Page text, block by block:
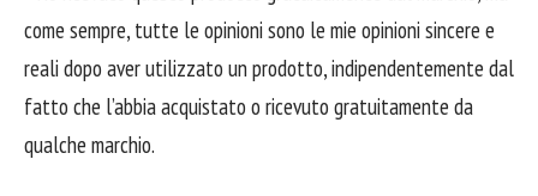
come sempre, tutte le opinioni sono le mie opinioni sincere e
reali dopo aver utilizzato un prodotto, indipendentemente dal
fatto che l’abbia acquistato o ricevuto gratuitamente da
qualche marchio.